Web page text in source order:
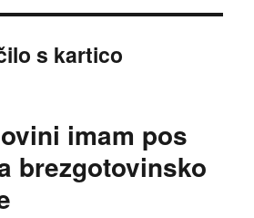
s kartico
imam pos
brezgotovinsko